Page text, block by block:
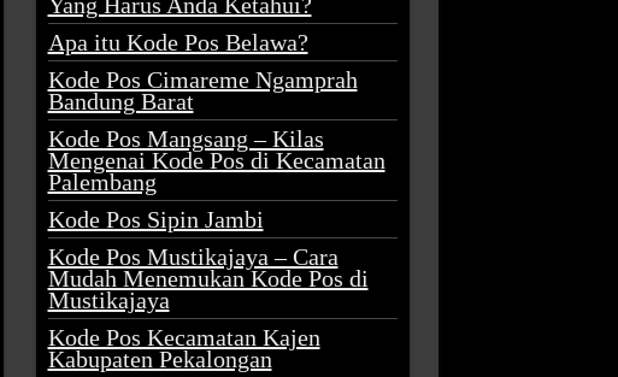
Apa itu Kode Pos Belawa?
Kode Pos Cimareme Ngamprah
Bandung Barat
Kode Pos Mangsang – Kilas
Mengenai Kode Pos di Kecamatan
Palembang
Kode Pos Sipin Jambi
Kode Pos Mustikajaya – Cara
Mudah Menemukan Kode Pos di
Mustikajaya
Kode Pos Kecamatan Kajen
Kabupaten Pekalongan